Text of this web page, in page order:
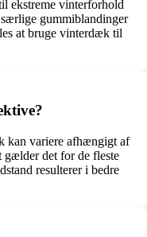
ekstreme vinterforhold
gummiblandinger
at bruge vinterdæk til
kan variere afhængigt af
gælder det for de fleste
resulterer i bedre